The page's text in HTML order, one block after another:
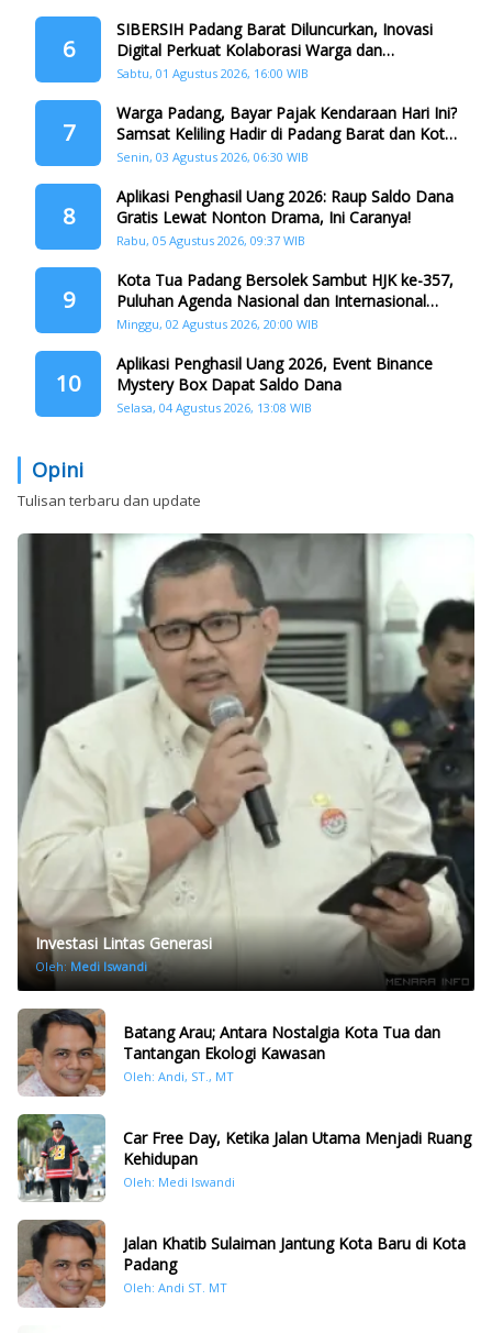
6
SIBERSIH Padang Barat Diluncurkan, Inovasi
Digital Perkuat Kolaborasi Warga dan
Pemerintah Atasi Persampahan
Sabtu, 01 Agustus 2026, 16:00 WIB
7
Warga Padang, Bayar Pajak Kendaraan Hari Ini?
Samsat Keliling Hadir di Padang Barat dan Koto
Tangah
Senin, 03 Agustus 2026, 06:30 WIB
8
Aplikasi Penghasil Uang 2026: Raup Saldo Dana
Gratis Lewat Nonton Drama, Ini Caranya!
Rabu, 05 Agustus 2026, 09:37 WIB
9
Kota Tua Padang Bersolek Sambut HJK ke-357,
Puluhan Agenda Nasional dan Internasional
Siap Digelar
Minggu, 02 Agustus 2026, 20:00 WIB
10
Aplikasi Penghasil Uang 2026, Event Binance
Mystery Box Dapat Saldo Dana
Selasa, 04 Agustus 2026, 13:08 WIB
Opini
Tulisan terbaru dan update
Investasi Lintas Generasi
Oleh: Medi Iswandi
Batang Arau; Antara Nostalgia Kota Tua dan
Tantangan Ekologi Kawasan
Oleh: Andi, ST., MT
Car Free Day, Ketika Jalan Utama Menjadi Ruang
Kehidupan
Oleh: Medi Iswandi
Jalan Khatib Sulaiman Jantung Kota Baru di Kota
Padang
Oleh: Andi ST. MT